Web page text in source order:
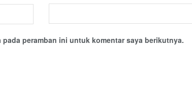
peramban ini untuk komentar saya berikutnya.